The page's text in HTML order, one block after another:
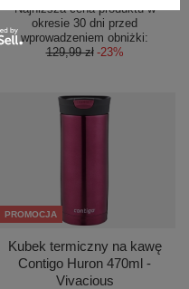
Najniższa cena produktu w
okresie 30 dni przed
wprowadzeniem obniżki:
129,99 zł -23%
PROMOCJA
Kubek termiczny na kawę
Contigo Huron 470ml -
Vivacious